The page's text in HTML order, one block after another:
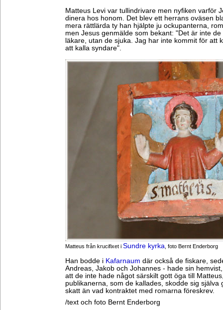
Matteus Levi var tullindrivare men nyfiken varför
dinera hos honom. Det blev ett herrans oväsen
mera rättlärda ty han hjälpte ju ockupanterna,
men Jesus genmälde som bekant: "Det är inte
läkare, utan de sjuka. Jag har inte kommit för att
att kalla syndare".
Matteus från krucifixet i Sundre kyrka , foto Bernt Enderborg
Han bodde i Kafarnaum där också de fiskare,
Andreas, Jakob och Johannes - hade sin
att de inte hade något särskilt gott öga till
publikanerna, som de kallades, skodde sig själva
skatt än vad kontraktet med romarna föreskrev.
/text och foto Bernt Enderborg